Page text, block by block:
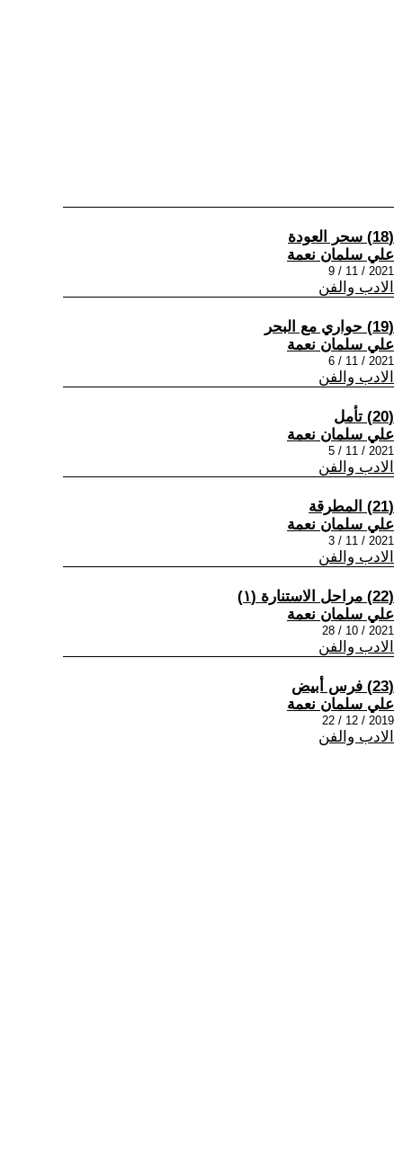
(18) سحر العودة
علي سلمان نعمة
2021 / 11 / 9
الادب والفن
(19) حواري مع البحر
علي سلمان نعمة
2021 / 11 / 6
الادب والفن
(20) تأمل
علي سلمان نعمة
2021 / 11 / 5
الادب والفن
(21) المطرقة
علي سلمان نعمة
2021 / 11 / 3
الادب والفن
(22) مراحل الاستنارة (١)
علي سلمان نعمة
2021 / 10 / 28
الادب والفن
(23) فرس أبيض
علي سلمان نعمة
2019 / 12 / 22
الادب والفن